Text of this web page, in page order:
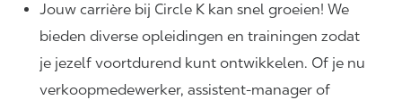
Jouw carrière bij Circle K kan snel groeien! We
bieden diverse opleidingen en trainingen zodat
je jezelf voortdurend kunt ontwikkelen. Of je nu
verkoopmedewerker, assistent-manager of